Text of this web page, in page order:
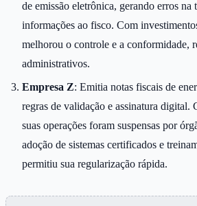
de emissão eletrônica, gerando erros na
informações ao fisco. Com
melhorou o controle e a conformidade,
administrativos.
Empresa Z: Emitia notas fiscais de
regras de validação e assinatura digital.
suas operações foram suspensas por
adoção de sistemas certificados e
permitiu sua regularização rápida.